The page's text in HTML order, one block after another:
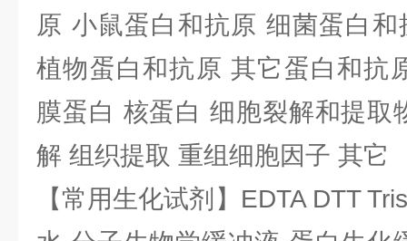
原 小鼠蛋白和抗原 细菌蛋白
植物蛋白和抗原 其它蛋白和抗
膜蛋白 核蛋白 细胞裂解和提取
解 组织提取 重组细胞因子 其它
【常用生化试剂】EDTA DTT